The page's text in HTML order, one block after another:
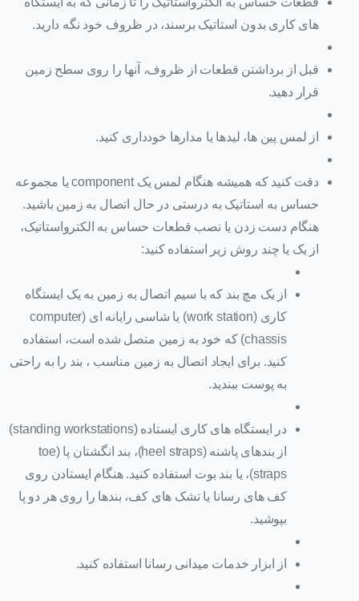
های کاری بدون استاتیک برسند، در ظروف خود نگه دارید.
قبل از برداشتن قطعات از ظروف، آنها را روی سطح زمین
قرار دهید.
از لمس پین ها، لیدها یا مدارها خودداری کنید.
دقت کنید که همیشه هنگام لمس یک component یا مجموعه
حساس به استاتیک به درستی در حال اتصال به زمین باشید.
هنگام دست زدن یا نصب قطعات حساس به الکترواستاتیک،
از یک یا چند روش زیر استفاده کنید:
از یک مچ بند که با سیم اتصال به زمین به یک ایستگاه
کاری (work station) یا شاسی رایانه ای (computer
chassis) که خود به زمین متصل شده است، استفاده
کنید. برای ایجاد اتصال به زمین مناسب ، بند را به راحتی
به پوست ببندید.
در ایستگاه های کاری ایستاده (standing workstations)
از بندهای پاشنه (heel straps)، بند انگشتان پا (toe
straps)، یا بند بوت استفاده کنید. هنگام ایستادن روی
کف های رسانا یا تشک های کف، بندها را روی هر دو پا
بپوشید.
از ابزار خدمات میدانی رسانا استفاده کنید.